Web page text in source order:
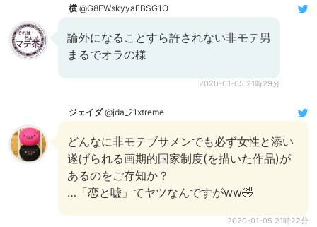
横 @G8FWskyyaFBSG1O
論外になることすら許されない非モテ男
まるでオラの様
2020-01-05 21時29分
ジェイダ@jda_21xtreme
どんなに非モテブサメンでも必ず女性と添い
遂げられる画期的国家制度(を描いた作品)が
あるのをご存知か？
…「恋と嘘」てヤツなんですがww🤣
2020-01-05 21時22分